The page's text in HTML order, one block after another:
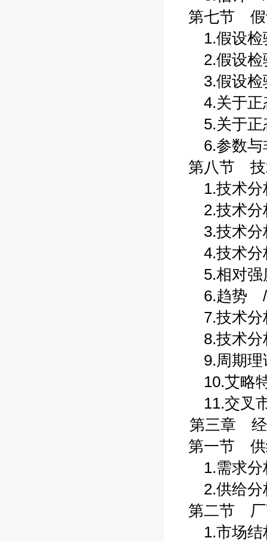
第七节
1.假设检
2.假设检
3.假设检
4.关于正
5.关于正
6.参数与
第八节
1.技术分
2.技术分
3.技术分
4.技术分
5.相对强
6.趋势 /
7.技术分
8.技术分
9.周期
10.艾略
11.交叉
第三章
第一节 供
1.需求分
2.供给分
第二节 厂
1.市场结